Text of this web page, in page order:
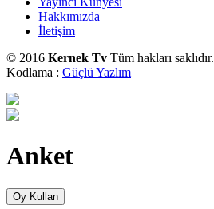
Hakkımızda
İletişim
© 2016 Kernek Tv Tüm hakları saklıdır.
Kodlama : Güçlü Yazlım
Anket